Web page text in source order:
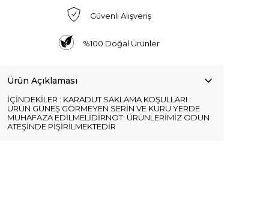
Güvenli Alışveriş
%100 Doğal Ürünler
Ürün Açıklaması
İÇİNDEKİLER : KARADUT SAKLAMA KOŞULLARI :
ÜRÜN GÜNEŞ GÖRMEYEN SERİN VE KURU YERDE
MUHAFAZA EDİLMELİDİRNOT: ÜRÜNLERİMİZ ODUN
ATEŞİNDE PİŞİRİLMEKTEDİR